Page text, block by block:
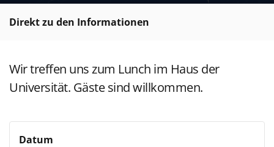
Direkt zu den Informationen
Wir treffen uns zum Lunch im Haus der
Universität. Gäste sind willkommen.
Datum